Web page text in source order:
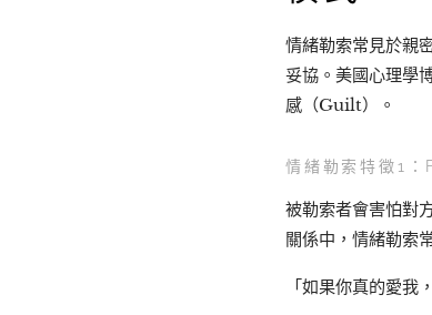
情緒勒索常見於親
妥協。美國心理
感（Guilt）。
情緒勒索特徵1
被勒索者會害怕對
關係中，情緒勒索
「如果你真的愛我